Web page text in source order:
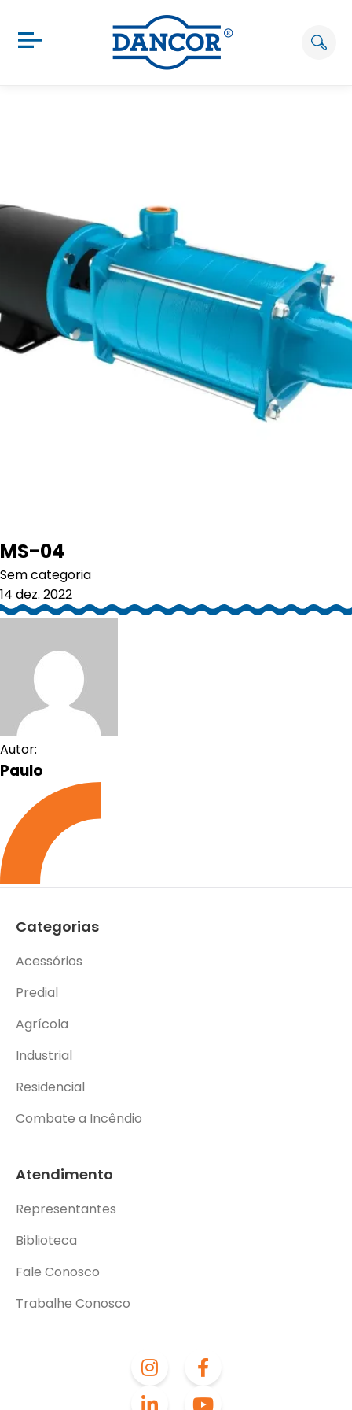
MS-04
Sem categoria
14 dez. 2022
Autor:
Paulo
Categorias
Acessórios
Predial
Agrícola
Industrial
Residencial
Combate a Incêndio
Atendimento
Representantes
Biblioteca
Fale Conosco
Trabalhe Conosco